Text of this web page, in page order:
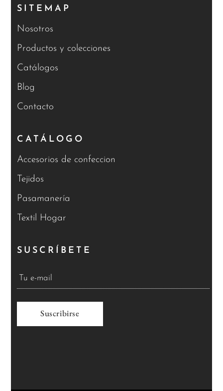
SITEMAP
Nosotros
Productos y colecciones
Catálogos
Blog
Contacto
CATÁLOGO
Accesorios de confeccion
Tejidos
Pasamanería
Textil Hogar
SUSCRÍBETE